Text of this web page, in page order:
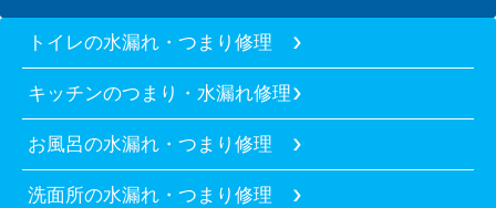
トイレの水漏れ・つまり修理
キッチンのつまり・水漏れ修理
お風呂の水漏れ・つまり修理
洗面所の水漏れ・つまり修理